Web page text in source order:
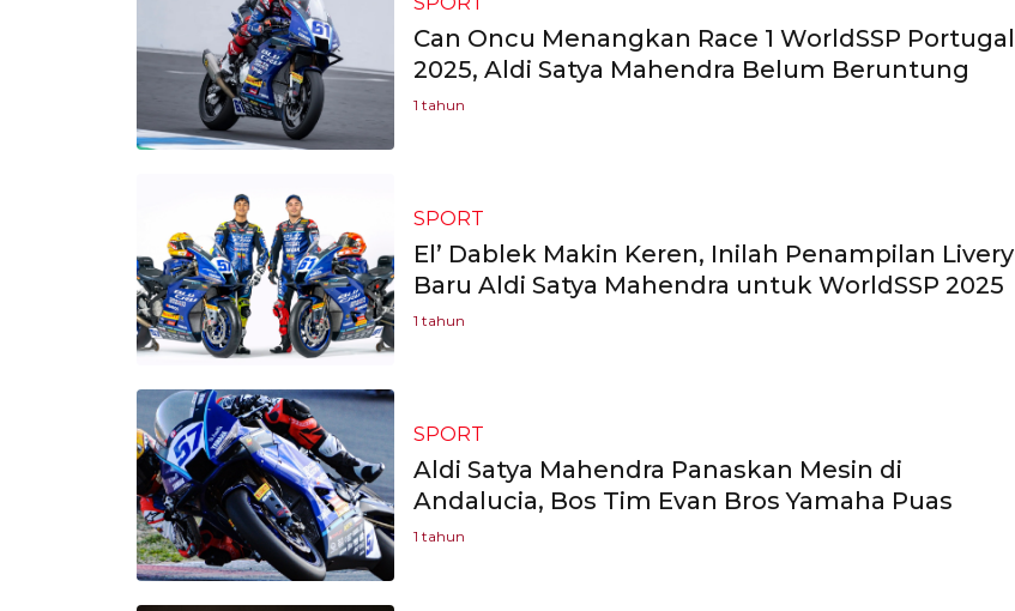
Can Oncu Menangkan Race 1 WorldSSP Portugal
2025, Aldi Satya Mahendra Belum Beruntung
1 tahun
SPORT
El’ Dablek Makin Keren, Inilah Penampilan Livery
Baru Aldi Satya Mahendra untuk WorldSSP 2025
1 tahun
SPORT
Aldi Satya Mahendra Panaskan Mesin di
Andalucia, Bos Tim Evan Bros Yamaha Puas
1 tahun